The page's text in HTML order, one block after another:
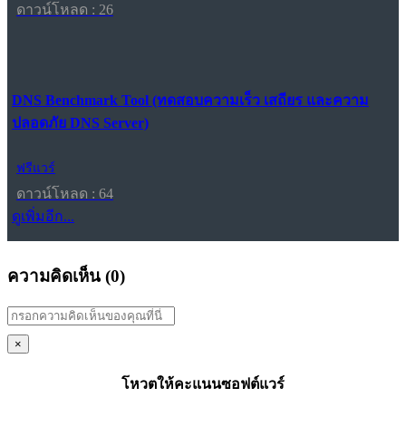
ดาวน์โหลด : 26
DNS Benchmark Tool (ทดสอบความเร็ว เสถียร และความ
ปลอดภัย DNS Server)
ฟรีแวร์
ดาวน์โหลด : 64
ดูเพิ่มอีก...
ความคิดเห็น (0)
×
โหวตให้คะแนนซอฟต์แวร์